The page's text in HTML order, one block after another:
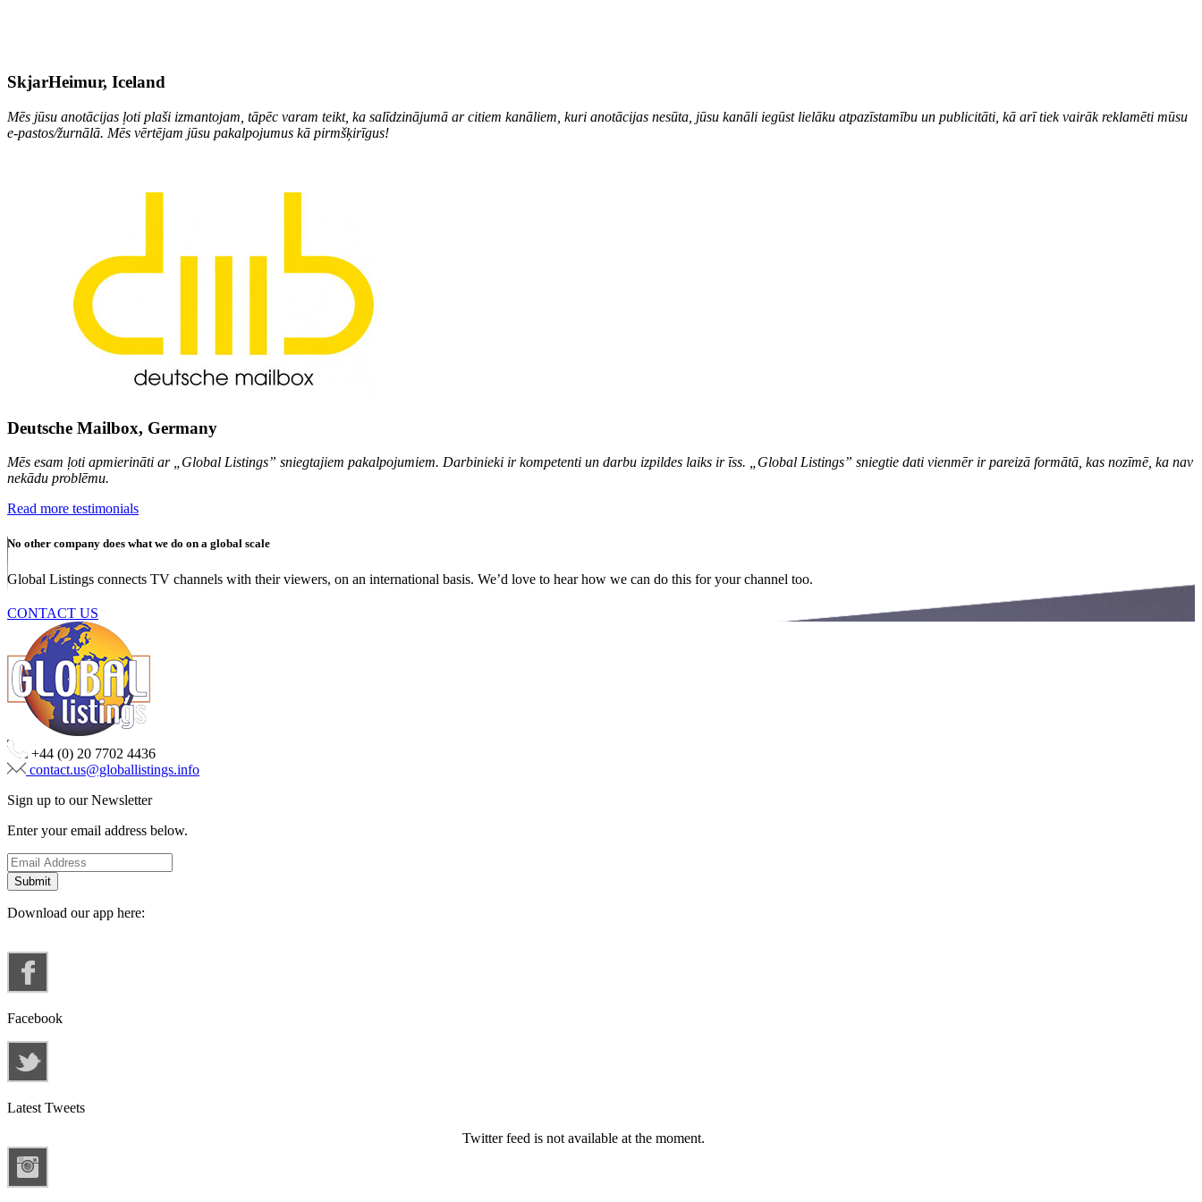
SkjarHeimur, Iceland
Mēs jūsu anotācijas ļoti plaši izmantojam, tāpēc varam teikt, ka salīdzinājumā ar citiem kanāliem, kuri anotācijas nesūta, jūsu kanāli iegūst lielāku atpazīstamību un publicitāti, kā arī tiek vairāk reklamēti mūsu
e-pastos/žurnālā. Mēs vērtējam jūsu pakalpojumus kā pirmšķirīgus!
Deutsche Mailbox, Germany
Mēs esam ļoti apmierināti ar „Global Listings” sniegtajiem pakalpojumiem. Darbinieki ir kompetenti un darbu izpildes laiks ir īss. „Global Listings” sniegtie dati vienmēr ir pareizā formātā, kas nozīmē, ka nav
nekādu problēmu.
Read more testimonials
No other company does what we do on a global scale
Global Listings connects TV channels with their viewers, on an international basis. We’d love to hear how we can do this for your channel too.
CONTACT US
+44 (0) 20 7702 4436
contact.us@globallistings.info
Sign up to our Newsletter
Enter your email address below.
Download our app here:
Facebook
Latest Tweets
Twitter feed is not available at the moment.